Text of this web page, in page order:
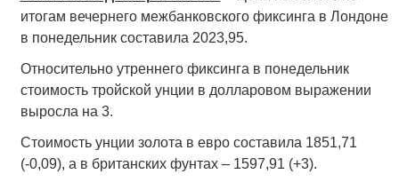
итогам вечернего межбанковского фиксинга в Лондоне
в понедельник составила 2023,95.
Относительно утреннего фиксинга в понедельник
стоимость тройской унции в долларовом выражении
выросла на 3.
Стоимость унции золота в евро составила 1851,71
(-0,09), а в британских фунтах – 1597,91 (+3).